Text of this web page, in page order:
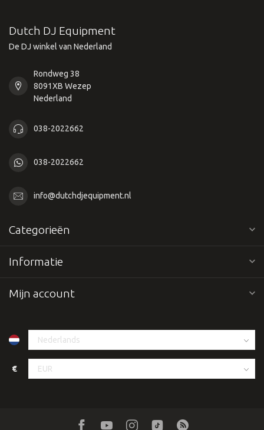
Dutch DJ Equipment
De DJ winkel van Nederland
Rondweg 38
8091XB Wezep
Nederland
038-2022662
038-2022662
info@dutchdjequipment.nl
Categorieën
Informatie
Mijn account
€